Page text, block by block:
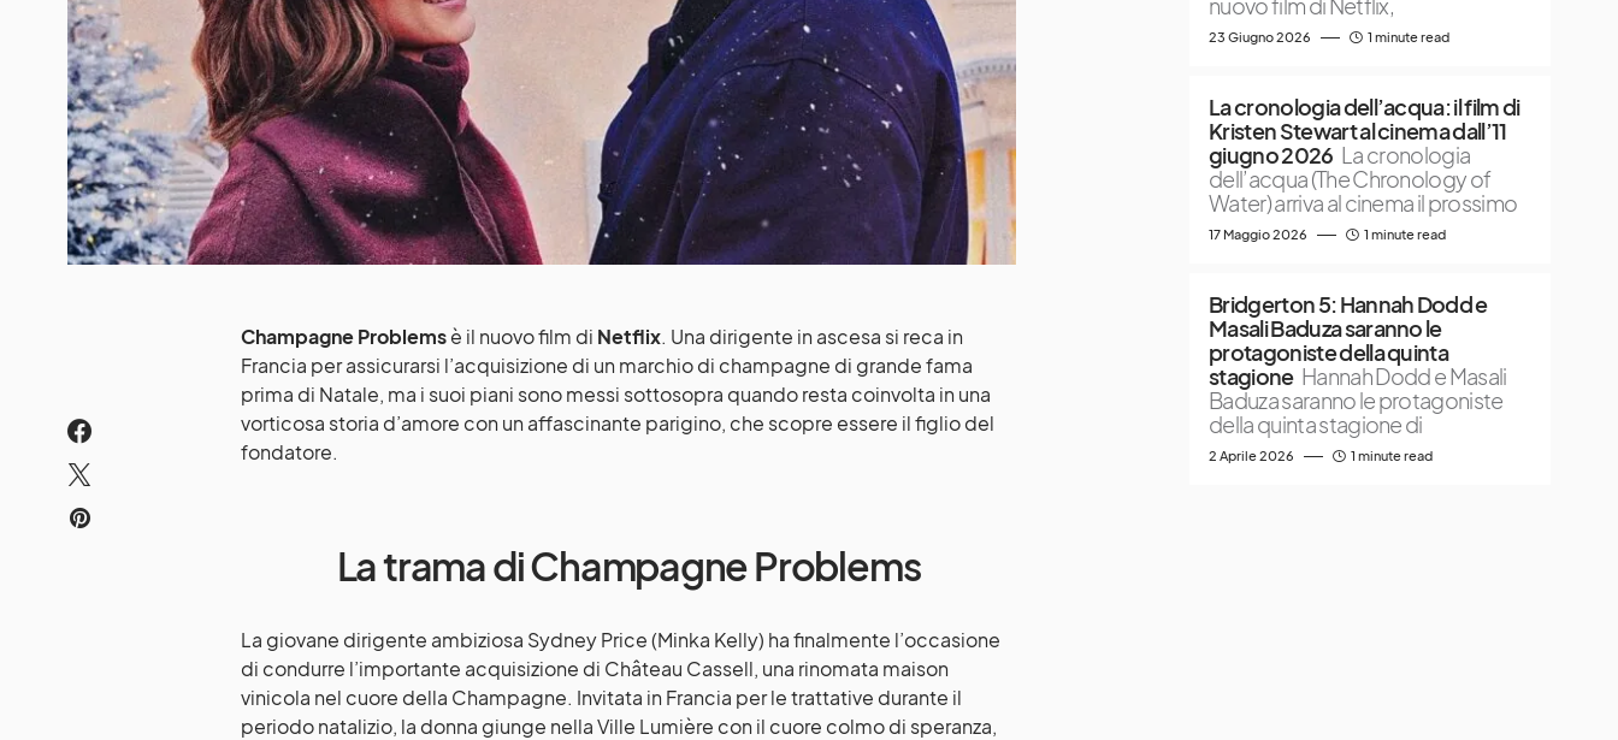
Champagne Problemsè il nuovo film di Netflix. Una dirigente in ascesa si reca in
Francia per assicurarsi l’acquisizione di un marchio di champagne di grande fama
prima di Natale, ma i suoi piani sono messi sottosopra quando resta coinvolta in una
vorticosa storia d’amore con un affascinante parigino, che scopre essere il figlio del
fondatore.
La trama di Champagne Problems
La giovane dirigente ambiziosa Sydney Price (Minka Kelly) ha finalmente l’occasione
di condurre l’importante acquisizione di Château Cassell, una rinomata maison
vinicola nel cuore della Champagne. Invitata in Francia per le trattative durante il
periodo natalizio, la donna giunge nella Ville Lumière con il cuore colmo di speranza,
23 Giugno 2026 1 minute read
La cronologia dell’acqua: il film di
Kristen Stewart al cinema dall’11
giugno 2026 La cronologia
dell’acqua (The Chronology of
Water) arriva al cinema il prossimo
17 Maggio 2026 1 minute read
Bridgerton 5: Hannah Dodd e
Masali Baduza saranno le
protagoniste della quinta
stagione Hannah Dodd e Masali
Baduza saranno le protagoniste
della quinta stagione di
2 Aprile 2026 1 minute read